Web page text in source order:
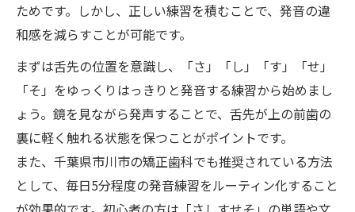
ためです。しかし、正しい練習を積むことで、発音の違
和感を減らすことが可能です。
まずは舌先の位置を意識し、「さ」「し」「す」「せ」
「そ」をゆっくりはっきりと発音する練習から始めまし
ょう。鏡を見ながら発声することで、舌先が上の前歯の
裏に軽く触れる状態を保つことがポイントです。
また、千葉県市川市の矯正歯科でも推奨されている方法
として、毎日5分程度の発音練習をルーティン化すること